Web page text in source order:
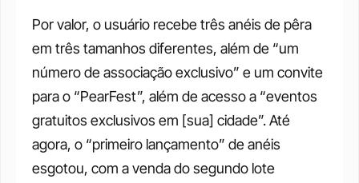
Por valor, o usuário recebe três anéis de pêra
em três tamanhos diferentes, além de “um
número de associação exclusivo” e um convite
para o “PearFest”, além de acesso a “eventos
gratuitos exclusivos em [sua] cidade”. Até
agora, o “primeiro lançamento” de anéis
esgotou, com a venda do segundo lote